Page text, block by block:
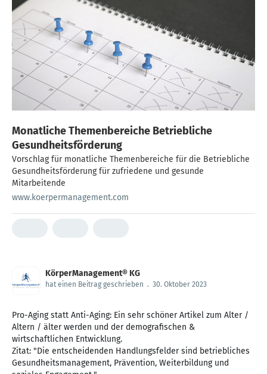
Monatliche Themenbereiche Betriebliche
Gesundheitsförderung
Vorschlag für monatliche Themenbereiche für die Betriebliche
Gesundheitsförderung für zufriedene und gesunde
Mitarbeitende
www.koerpermanagement.com
KörperManagement® KG
hat einen Beitrag geschrieben . 30. Oktober 2023
Pro-Aging statt Anti-Aging: Ein sehr schöner Artikel zum Alter /
Altern / älter werden und der demografischen &
wirtschaftlichen Entwicklung.
Zitat: "Die entscheidenden Handlungsfelder sind betriebliches
Gesundheitsmanagement, Prävention, Weiterbildung und